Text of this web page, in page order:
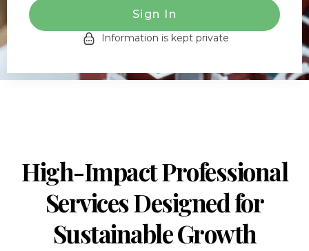
Sign In
Information is kept private
High-Impact Professional
Services Designed for
Sustainable Growth